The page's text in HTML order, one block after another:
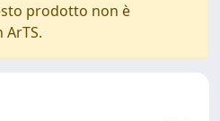
prodotto non è